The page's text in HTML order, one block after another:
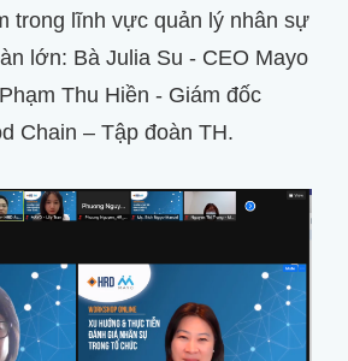
trong lĩnh vực quản lý nhân sự
lớn: Bà Julia Su - CEO Mayo
Thu Hiền - Giám đốc
Chain – Tập đoàn TH.